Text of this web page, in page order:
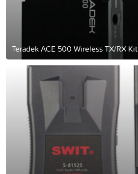
Teradek ACE 500 Wireless TX/RX Kit